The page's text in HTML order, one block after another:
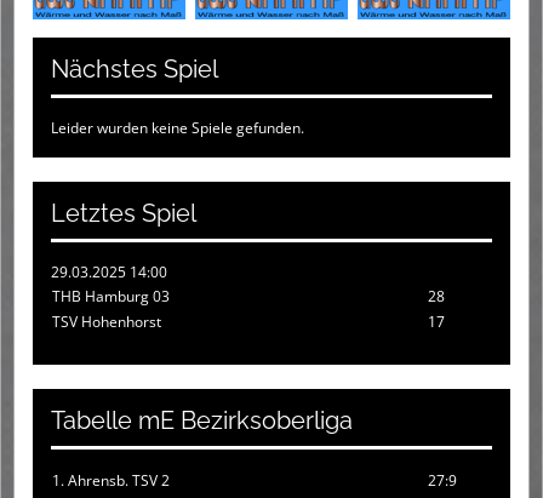
Nächstes Spiel
Leider wurden keine Spiele gefunden.
Letztes Spiel
29.03.2025 14:00
THB Hamburg 03
28
TSV Hohenhorst
17
Tabelle mE Bezirksoberliga
1. Ahrensb. TSV 2
27:9